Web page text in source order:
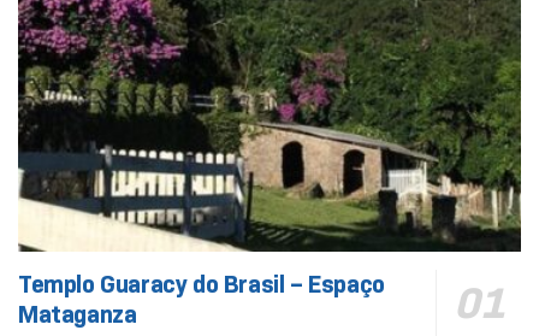
Templo Guaracy do Brasil – Espaço
Mataganza